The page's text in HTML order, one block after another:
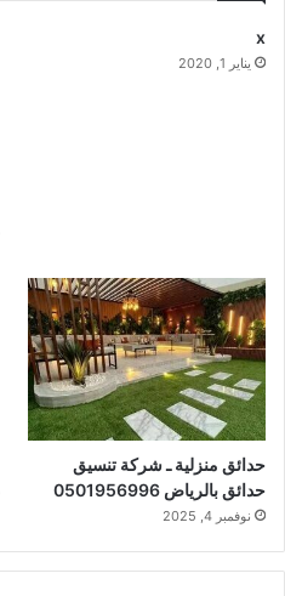
x
يناير 1, 2020
حدائق منزلية ـ شركة تنسيق
حدائق بالرياض 0501956996
نوفمبر 4, 2025